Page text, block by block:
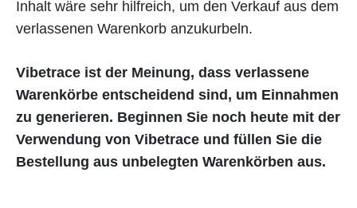
Inhalt wäre sehr hilfreich, um den Verkauf aus dem
verlassenen Warenkorb anzukurbeln.
Vibetrace ist der Meinung, dass verlassene
Warenkörbe entscheidend sind, um Einnahmen
zu generieren. Beginnen Sie noch heute mit der
Verwendung von Vibetrace und füllen Sie die
Bestellung aus unbelegten Warenkörben aus.